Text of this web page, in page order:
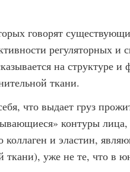
говорят
регуляторных и
на структуре
ткани.
что выдает груз
контуры
и эластин,
ткани), уже не те, что в